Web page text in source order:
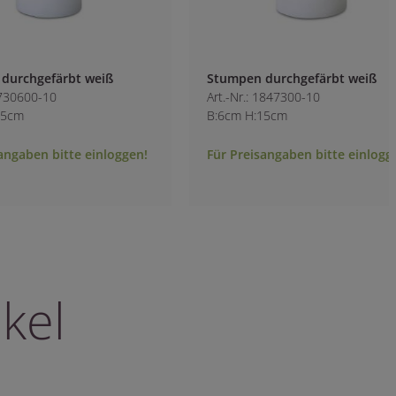
Stumpen durchgefärbt weiß
Art.-Nr.: 1847300-10
B:6cm H:15cm
Für Preisangaben bitte einloggen!
Spiralkerze
Sojawachs weiß
Art.-Nr.: 1849700-10
Für